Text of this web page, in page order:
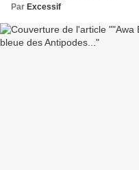
Par Excessif